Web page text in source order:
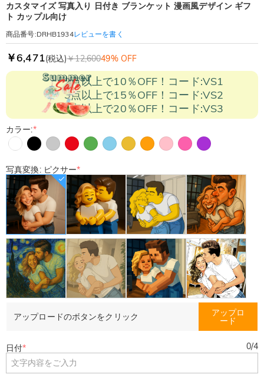
カスタマイズ 写真入り 日付き ブランケット 漫画風デザイン ギフ
ト カップル向け
商品番号:DRHB1934レビューを書く
￥6,471(税込)￥12,60049% OFF
2点以上で10％OFF！コード:VS1
3点以上で15％OFF！コード:VS2
5点以上で20％OFF！コード:VS3
カラー:*
写真変換: ピクサー*
アップロードのボタンをクリック アップロ
ード
日付* 0/4